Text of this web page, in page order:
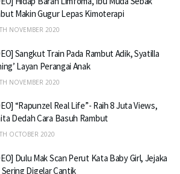
Makin Gugur Lepas Kimoterapi
NOVEMBER 2020
Sangkut Train Pada Rambut Adik, Syatilla
Layan Perangai Anak
NOVEMBER 2020
“Rapunzel Real Life”- Raih 8 Juta Views,
Dedah Cara Basuh Rambut
OCTOBER 2020
Dulu Mak Scan Perut Kata Baby Girl, Jejaka
Sering Digelar Cantik